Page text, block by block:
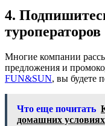
4.
туроператоров
Многие компании
предложения и
FUN&SUN, вы будете
Что еще почитать
домашних